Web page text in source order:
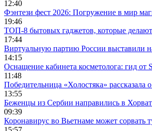
12:40
Фэнтези фест 2026: Погружение в мир
19:46
ТОП-8 бытовых гаджетов, которые
17:44
Виртуальную партию России выставили
14:15
Оснащение кабинета косметолога: гид от
11:48
Победительница «Холостяка» рассказала
13:55
Беженцы из Сербии направились в
09:39
Коронавирус во Вьетнаме может сорвать